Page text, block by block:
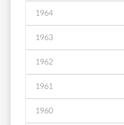
1964
1963
1962
1961
1960